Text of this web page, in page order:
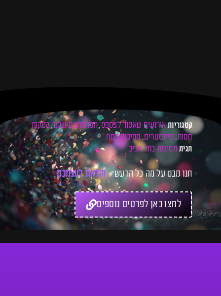
קטגוריות אירועים שאסור לפספס,המומלצים שלנו,הפקות
חמות, מיינסטרים,מסיבות פסח
תגית מסיבות בתל אביב
תנו מבט על מה כל הרעש > ותדאגו לעצמכם לכר
לחצו כאן לפרטים נוספים